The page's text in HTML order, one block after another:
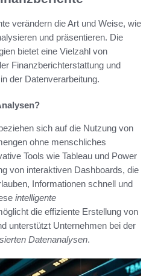
verändern die Art und Weise, wie
und präsentieren. Die
bietet eine Vielzahl von
Finanzberichterstattung und
der Datenverarbeitung.
sich auf die Nutzung von
ohne menschliches
Tools wie Tableau und Power
von interaktiven Dashboards, die
Informationen schnell und
intelligente
die effiziente Erstellung von
unterstützt Unternehmen bei der
Datenanalysen.